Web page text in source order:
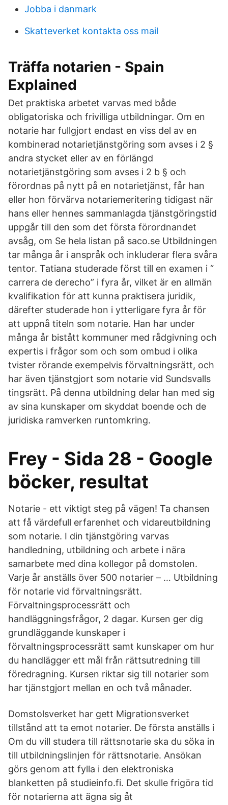
Jobba i danmark
Skatteverket kontakta oss mail
Träffa notarien - Spain
Explained
Det praktiska arbetet varvas med både
obligatoriska och frivilliga utbildningar. Om en
notarie har fullgjort endast en viss del av en
kombinerad notarietjänstgöring som avses i 2 §
andra stycket eller av en förlängd
notarietjänstgöring som avses i 2 b § och
förordnas på nytt på en notarietjänst, får han
eller hon förvärva notariemeritering tidigast när
hans eller hennes sammanlagda tjänstgöringstid
uppgår till den som det första förordnandet
avsåg, om Se hela listan på saco.se Utbildningen
tar många år i anspråk och inkluderar flera svåra
tentor. Tatiana studerade först till en examen i “
carrera de derecho” i fyra år, vilket är en allmän
kvalifikation för att kunna praktisera juridik,
därefter studerade hon i ytterligare fyra år för
att uppnå titeln som notarie. Han har under
många år bistått kommuner med rådgivning och
expertis i frågor som och som ombud i olika
tvister rörande exempelvis förvaltningsrätt, och
har även tjänstgjort som notarie vid Sundsvalls
tingsrätt. På denna utbildning delar han med sig
av sina kunskaper om skyddat boende och de
juridiska ramverken runtomkring.
Frey - Sida 28 - Google
böcker, resultat
Notarie - ett viktigt steg på vägen! Ta chansen
att få värdefull erfarenhet och vidareutbildning
som notarie. I din tjänstgöring varvas
handledning, utbildning och arbete i nära
samarbete med dina kollegor på domstolen.
Varje år anställs över 500 notarier – … Utbildning
för notarie vid förvaltningsrätt.
Förvaltningsprocessrätt och
handläggningsfrågor, 2 dagar. Kursen ger dig
grundläggande kunskaper i
förvaltningsprocessrätt samt kunskaper om hur
du handlägger ett mål från rättsutredning till
föredragning. Kursen riktar sig till notarier som
har tjänstgjort mellan en och två månader.
Domstolsverket har gett Migrationsverket
tillstånd att ta emot notarier. De första anställs i
Om du vill studera till rättsnotarie ska du söka in
till utbildningslinjen för rättsnotarie. Ansökan
görs genom att fylla i den elektroniska
blanketten på studieinfo.fi. Det skulle frigöra tid
för notarierna att ägna sig åt